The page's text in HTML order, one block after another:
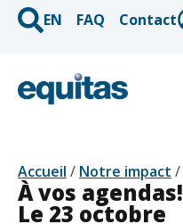
EN FAQ Contact
Accueil / Notre impact /
À vos agendas!
Le 23 octobre